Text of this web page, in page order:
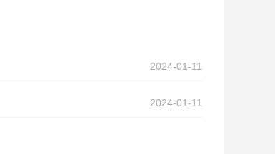
2024-01-11
2024-01-11